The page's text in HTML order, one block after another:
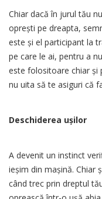
Chiar dacă în jurul tău
oprești pe dreapta,
este și el participant la
pe care le ai, pentru a
este folositoare chiar și
nu uita să te asiguri că
Deschiderea ușilor
A devenit un instinct
ieșim din mașină. Chiar
când trec prin dreptul